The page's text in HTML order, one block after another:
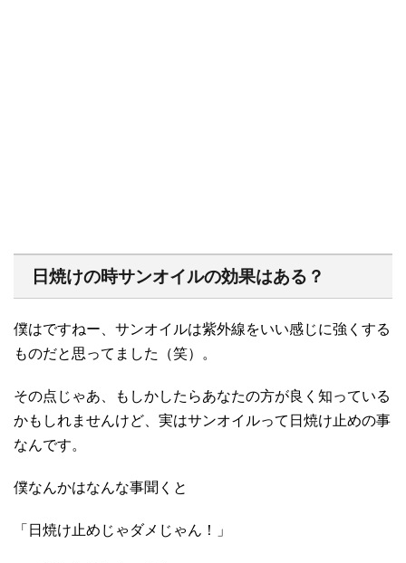
日焼けの時サンオイルの効果はある？
僕はですねー、サンオイルは紫外線をいい感じに強くする
ものだと思ってました（笑）。
その点じゃあ、もしかしたらあなたの方が良く知っている
かもしれませんけど、実はサンオイルって日焼け止めの事
なんです。
僕なんかはなんな事聞くと
「日焼け止めじゃダメじゃん！」